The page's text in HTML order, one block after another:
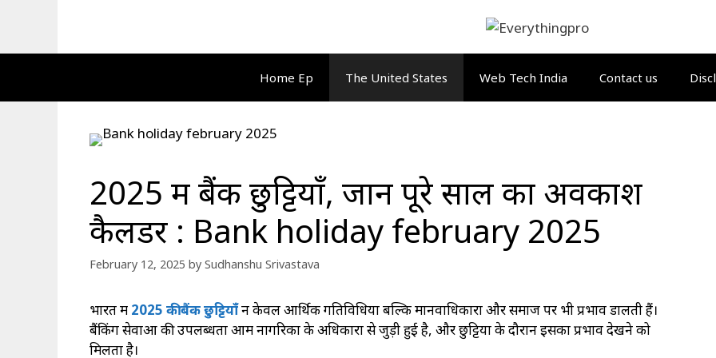
content
Home Ep The United States Web Tech India Contact us
2025 में बैंक छुट्टियाँ, जानें पूरे साल का अवकाश
कैलेंडर : Bank holiday february 2025
February 12, 2025 by Sudhanshu Srivastava
भारत में 2025 की बैंक छुट्टियाँन केवल आर्थिक गतिविधियों बल्कि मानवाधिकारों और समाज पर भी प्रभाव डालती हैं।
बैंकिंग सेवाओं की उपलब्धता आम नागरिकों के अधिकारों से जुड़ी हुई है, और छुट्टियों के दौरान इसका प्रभाव देखने को
मिलता है।